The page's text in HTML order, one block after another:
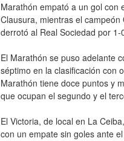
Marathón empató a un gol con
Clausura, mientras el
derrotó al Real Sociedad por 1-
El Marathón se puso adelante
séptimo en la clasificación con
Marathón tiene doce puntos y
que ocupan el segundo y el
El Victoria, de local en La
con un empate sin goles ante